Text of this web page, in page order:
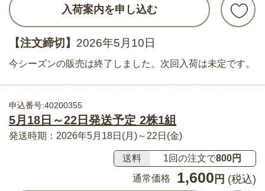
入荷案内を申し込む
【注文締切】 2026年5月10日
今シーズンの販売は終了しました。次回入荷は未定です。
申込番号:40200355
5月18日～22日発送予定 2株1組
発送時期：2026年5月18日(月)～22日(金)
送料 1回の注文で800円
通常価格
1,600 円 (税込)